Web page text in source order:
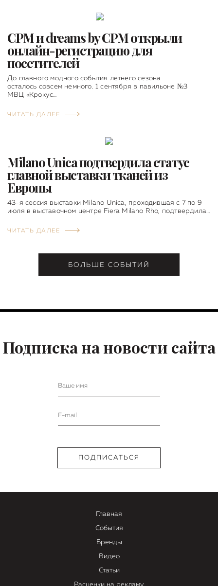
CPM и dreams by CPM открыли
онлайн-регистрацию для
посетителей
До главного модного события летнего сезона
осталось совсем немного. 1 сентября в павильоне №3
МВЦ «Крокус…
ЧИТАТЬ ДАЛЕЕ
Milano Unica подтвердила статус
главной выставки тканей из
Европы
43-я сессия выставки Milano Unica, проходившая с 7 по 9
июля в выставочном центре Fiera Milano Rho, подтвердила…
ЧИТАТЬ ДАЛЕЕ
БОЛЬШЕ СОБЫТИЙ
Подписка на новости сайта
Главная
События
Бренды
Видео
Статьи
Расценки на рекламу